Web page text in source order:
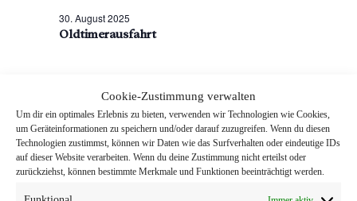
Cookie-Zustimmung verwalten
Um dir ein optimales Erlebnis zu bieten, verwenden wir Technologien wie Cookies,
um Geräteinformationen zu speichern und/oder darauf zuzugreifen. Wenn du diesen
Technologien zustimmst, können wir Daten wie das Surfverhalten oder eindeutige IDs
auf dieser Website verarbeiten. Wenn du deine Zustimmung nicht erteilst oder
zurückziehst, können bestimmte Merkmale und Funktionen beeinträchtigt werden.
30.
August
2025
Oldtimerausfahrt
30. August 2025